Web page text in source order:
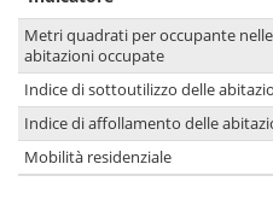
Metri quadrati per occupante nelle
abitazioni occupate
Indice di sottoutilizzo delle
Indice di affollamento delle
Mobilità residenziale